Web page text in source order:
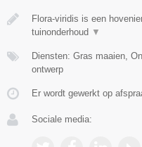
Flora-viridis is een
tuinonderhoud ▼
Diensten: Gras maaien,
ontwerp
Er wordt gewerkt op
Sociale media: